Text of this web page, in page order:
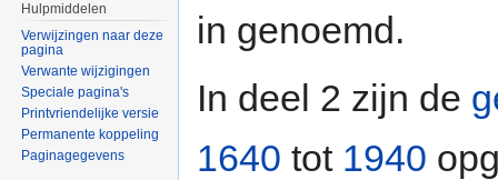
in genoemd.
In deel 2 zijn de
1640 tot 1940
Hulpmiddelen
Verwijzingen naar deze
pagina
Verwante wijzigingen
Speciale pagina's
Printvriendelijke versie
Permanente koppeling
Paginagegevens